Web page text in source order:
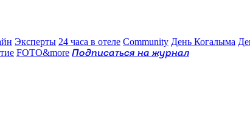
Эксперты 24 часа в отеле Community День Когалыма
FOTO&more Подписаться на журнал